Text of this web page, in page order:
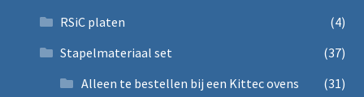
RSiC platen
(4)
Stapelmateriaal set
(37)
Alleen te bestellen bij een Kittec ovens
(31)